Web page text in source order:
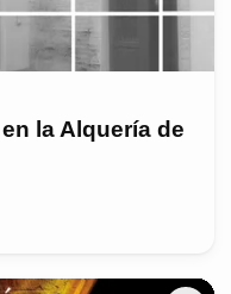
la Alquería de